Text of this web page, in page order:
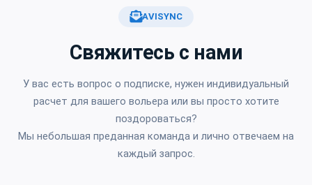
AVISYNC
Свяжитесь с нами
У вас есть вопрос о подписке, нужен индивидуальный
расчет для вашего вольера или вы просто хотите
поздороваться?
Мы небольшая преданная команда и лично отвечаем на
каждый запрос.